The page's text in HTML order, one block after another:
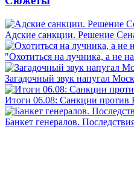
Адские санкции. Решение
"Охотиться на лучника, а не
Загадочный звук напугал
Итоги 06.08: Санкции
Банкет генералов.